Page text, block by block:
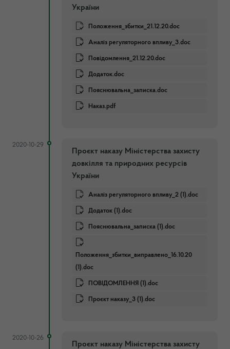
України
Положення_збитки_21.12.20.doc
Аналіз регуляторного впливу_3.doc
Повідомлення_21.12.20.doc
Додаток.doc
Пояснювальна_записка.doc
Наказ.pdf
2020-10-29
Проєкт наказу Міністерства захисту
довкілля та природних ресурсів
України
Аналіз регуляторного впливу_2 (1).doc
Додаток (1).doc
Пояснювальна_записка (1).doc
Положення_збитки_виправлено_16.10.20
(1).doc
ПОВІДОМЛЕННЯ (1).doc
Проєкт наказу_3 (1).doc
2020-10-26
Проєкт наказу Міністерства захисту